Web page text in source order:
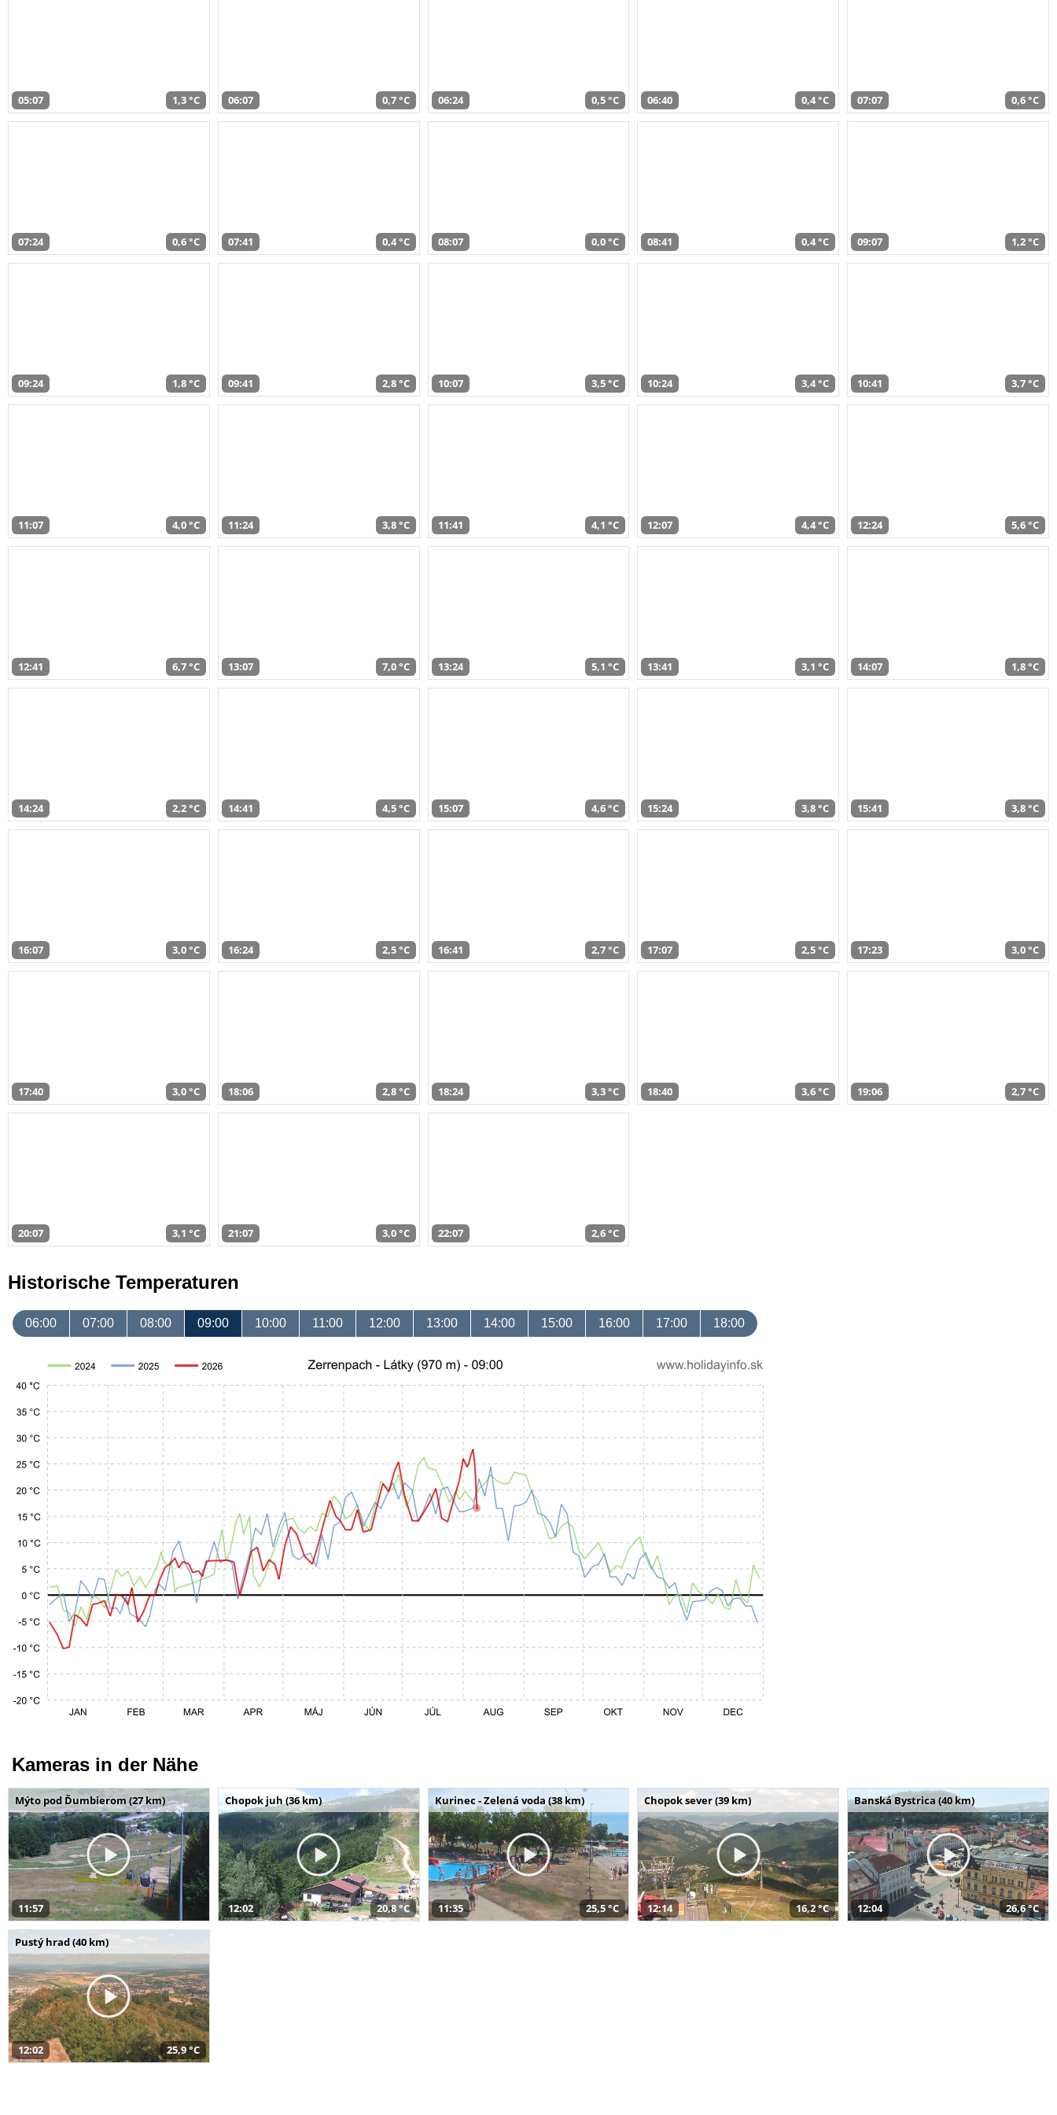
05:07 1,3 °C 06:07 0,7 °C 06:24 0,5 °C 06:40 0,4 °C 07:07 0,6 °C
07:24 0,6 °C 07:41 0,4 °C 08:07 0,0 °C 08:41 0,4 °C 09:07 1,2 °C
09:24 1,8 °C 09:41 2,8 °C 10:07 3,5 °C 10:24 3,4 °C 10:41 3,7 °C
11:07 4,0 °C 11:24 3,8 °C 11:41 4,1 °C 12:07 4,4 °C 12:24 5,6 °C
12:41 6,7 °C 13:07 7,0 °C 13:24 5,1 °C 13:41 3,1 °C 14:07 1,8 °C
14:24 2,2 °C 14:41 4,5 °C 15:07 4,6 °C 15:24 3,8 °C 15:41 3,8 °C
16:07 3,0 °C 16:24 2,5 °C 16:41 2,7 °C 17:07 2,5 °C 17:23 3,0 °C
17:40 3,0 °C 18:06 2,8 °C 18:24 3,3 °C 18:40 3,6 °C 19:06 2,7 °C
20:07 3,1 °C 21:07 3,0 °C 22:07 2,6 °C
Historische Temperaturen
06:00 07:00 08:00 09:00 10:00 11:00 12:00 13:00 14:00 15:00 16:00 17:00 18:00
Kameras in der Nähe
Mýto pod Ďumbierom (27 km)
11:57
Chopok juh (36 km)
12:02 20,8 °C
Kurinec - Zelená voda (38 km)
11:35 25,5 °C
Chopok sever (39 km)
12:14 16,2 °C
Banská Bystrica (40 km)
12:04 26,6 °C
Pustý hrad (40 km)
12:02 25,9 °C